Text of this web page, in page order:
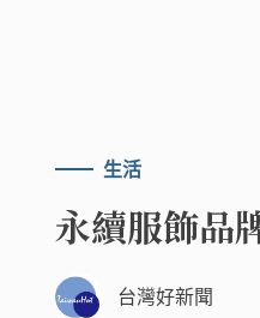
生活
永續服飾品
台灣好新聞